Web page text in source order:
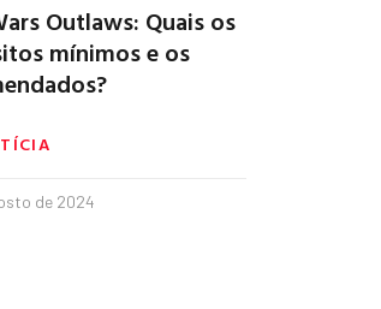
Outlaws: Quais os
mínimos e os
de 2024